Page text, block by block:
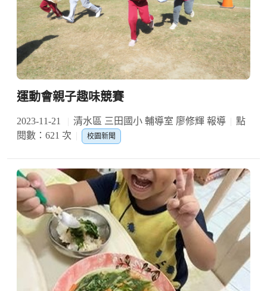
運動會親子趣味競賽
2023-11-21 清水區 三田國小 輔導室 廖修輝 報導
點
閱數：621 次
校園新聞